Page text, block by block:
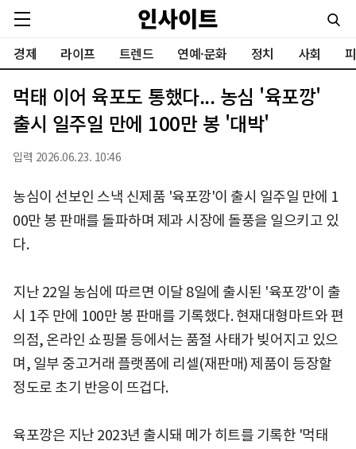
경제 라이프 트렌드 연예·문화 정치 사회
먹태 이어 육포도 통했다... 농심 '육포깡'
출시 일주일 만에 100만 봉 '대박'
입력 2026.06.23. 10:46
농심이 선보인 스낵 신제품 '육포깡'이 출시 일주일 만에 1
00만 봉 판매를 돌파하며 제과 시장에 돌풍을 일으키고 있
다.
지난 22일 농심에 따르면 이달 8일에 출시된 '육포깡'이 출
시 1주 만에 100만 봉 판매를 기록했다. 현재대형마트와 편
의점, 온라인 쇼핑몰 등에서는 품절 사태가 빚어지고 있으
며, 일부 중고거래 플랫폼에 리셀(재판매) 제품이 등장할
정도로 초기 반응이 뜨겁다.
육포깡은 지난 2023년 출시돼 메가 히트를 기록한 '먹태